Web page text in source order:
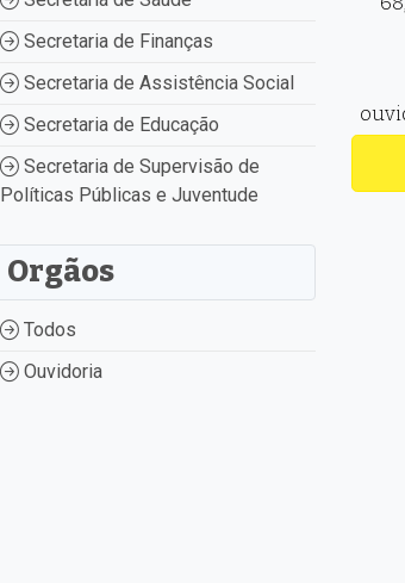
Secretaria de Finanças
Secretaria de Assistência Social
Secretaria de Educação
Secretaria de Supervisão de
Políticas Públicas e Juventude
Orgãos
Todos
Ouvidoria